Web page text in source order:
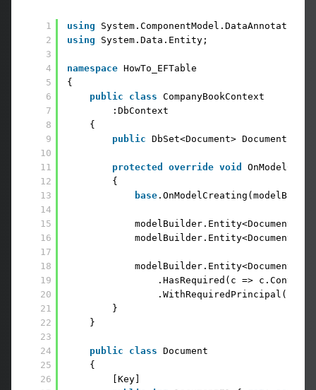
1
2
3
4
5
6
7
8
9
10
11
12
13
14
15
16
17
18
19
20
21
22
23
24
25
26
using
using
System.Data.Entity;
namespace HowTo_EFTable
{
public
class CompanyBookContext
:DbContext
{
public DbSet<Document> Document {
protected override void
{
base
modelBuilder.Entity<Document>()
.HasRequired(c =>
.WithRequiredPrincipal();
}
}
public class Document
{
[Key]